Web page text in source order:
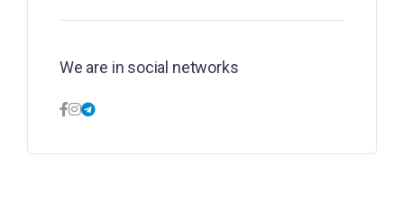
We are in social networks